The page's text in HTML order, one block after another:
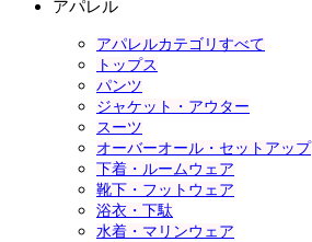
アパレル
アパレルカテゴリすべて
トップス
パンツ
ジャケット・アウター
スーツ
オーバーオール・セットアップ
下着・ルームウェア
靴下・フットウェア
浴衣・下駄
水着・マリンウェア